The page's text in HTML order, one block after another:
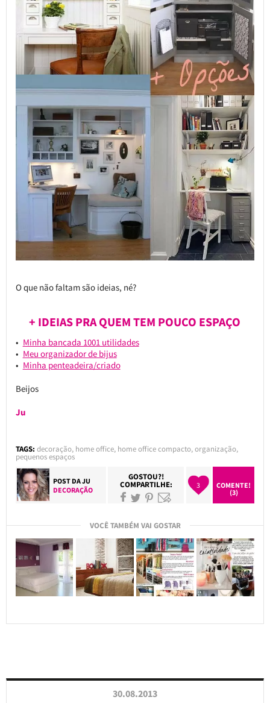
O que não faltam são ideias, né?
+ IDEIAS PRA QUEM TEM POUCO ESPAÇO
Minha bancada 1001 utilidades
Meu organizador de bijus
Minha penteadeira/criado
Beijos
Ju
TAGS: decoração, home office, home office compacto,organização,
pequenos espaços
POST DAJU
DECORAÇÃO
GOSTOU?!
COMPARTILHE: 3
COMENTE!
(3)
VOCÊ TAMBÉM VAI GOSTAR
30.08.2013